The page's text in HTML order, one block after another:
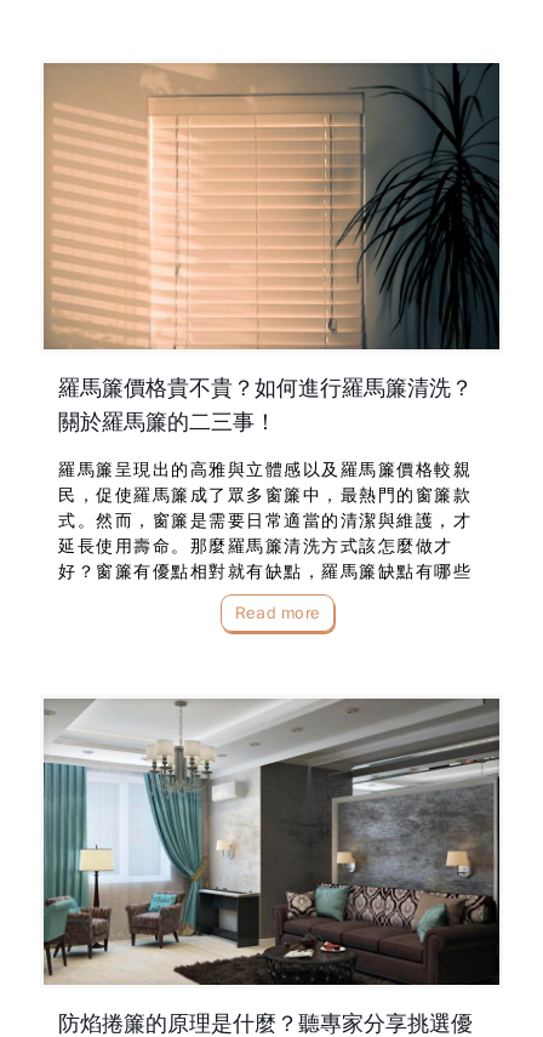
羅馬簾價格貴不貴？如何進行羅馬簾清洗？
關於羅馬簾的二三事！
羅馬簾呈現出的高雅與立體感以及羅馬簾價格較親
民，促使羅馬簾成了眾多窗簾中，最熱門的窗簾款
式。然而，窗簾是需要日常適當的清潔與維護，才
延長使用壽命。那麼羅馬簾清洗方式該怎麼做才
好？窗簾有優點相對就有缺點，羅馬簾缺點有哪些
是我該留意的？就由台中窗簾訂做布魯斯為你做分
析！若家中有寵物或小小孩適合選用羅馬簾嗎？羅
Read more
防焰捲簾的原理是什麼？聽專家分享挑選優